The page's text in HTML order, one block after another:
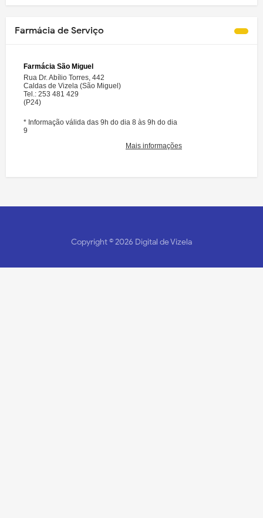
Farmácia de Serviço
Copyright ©2026 Digital de Vizela